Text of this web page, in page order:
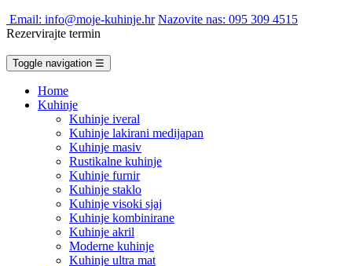
Email: info@moje-kuhinje.hr Nazovite nas: 095 309 4515
Rezervirajte termin
Toggle navigation ☰
Home
Kuhinje
Kuhinje iveral
Kuhinje lakirani medijapan
Kuhinje masiv
Rustikalne kuhinje
Kuhinje furnir
Kuhinje staklo
Kuhinje visoki sjaj
Kuhinje kombinirane
Kuhinje akril
Moderne kuhinje
Kuhinje ultra mat